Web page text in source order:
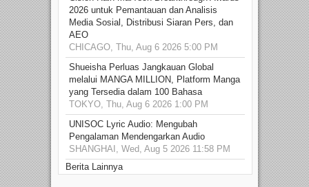
2026 untuk Pemantauan dan Analisis
Media Sosial, Distribusi Siaran Pers, dan
AEO
CHICAGO, Thu, Aug 6 2026 5:00 PM
Shueisha Perluas Jangkauan Global
melalui MANGA MILLION, Platform Manga
yang Tersedia dalam 100 Bahasa
TOKYO, Thu, Aug 6 2026 1:00 PM
UNISOC Lyric Audio: Mengubah
Pengalaman Mendengarkan Audio
SHANGHAI, Wed, Aug 5 2026 11:58 PM
Berita Lainnya